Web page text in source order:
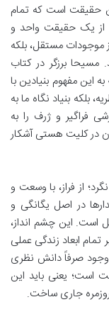
حقیقت است که تمام
یک حقیقت واحد و
موجودات مستقل، بلکه
برزگر در کتاب
مفهوم بنیادین با
بلکه بنیاد نگاه ما به
فراگیر و ژرف را به
در کلیت هستی آشکار
از فراز، با وسعت و
در اصل یگانگی و
است. این چشم انداز،
تمام ابعاد زندگی عملی
وجود صرفاً دانش نظری
است؛ یعنی باید این
جاری ساخت.